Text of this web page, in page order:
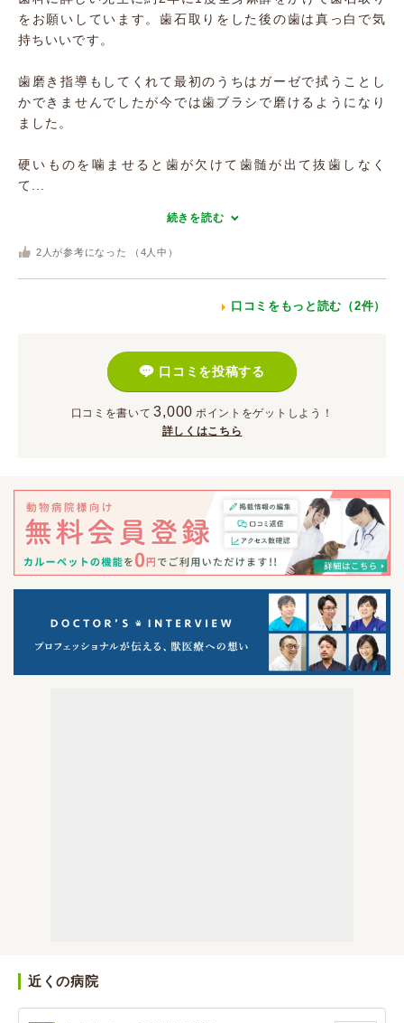
をお願いしています。歯石取りをした後の歯は真っ白で気
持ちいいです。
歯磨き指導もしてくれて最初のうちはガーゼで拭うことし
かできませんでしたが今では歯ブラシで磨けるようになり
ました。
硬いものを噛ませると歯が欠けて歯髄が出て抜歯しなく
て...
続きを読む
2 人が参考になった （ 4 人中）
口コミをもっと読む（2件）
口コミを投稿する
口コミを書いて 3,000 ポイント をゲットしよう！
詳しくはこちら
近くの病院